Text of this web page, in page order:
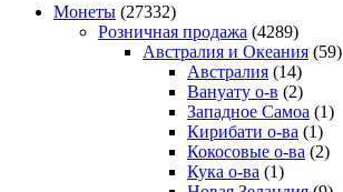
Монеты (27332)
Розничная продажа (4289)
Австралия и Океания (59)
Австралия (14)
Вануату о-в (2)
Западное Самоа (1)
Кирибати о-ва (1)
Кокосовые о-ва (2)
Кука о-ва (1)